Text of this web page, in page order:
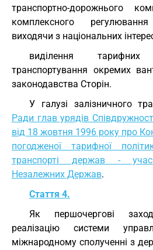
транспортно-дорожнього
комплексного регулювання
виходячи з національних
виділення
транспортування окремих
законодавства Сторін.
У галузі залізничного
Ради глав урядів
від 18 жовтня 1996 року про
погодженої тарифної
транспорті держав -
Незалежних Держав.
Стаття 4.
Як першочергові
реалізацію системи
міжнародному сполученні з